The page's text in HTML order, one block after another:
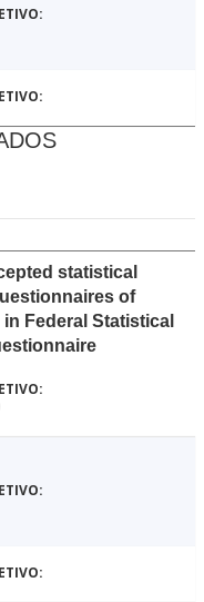
statistical
of
Federal Statistical